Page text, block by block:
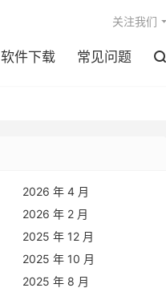
软件下载 常见问题 
关注我们
2026 年 4 月
2026 年 2 月
2025 年 12 月
2025 年 10 月
2025 年 8 月